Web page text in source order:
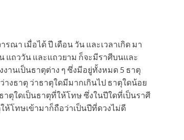
ณา เมื่อได้ ปี เดือน วัน และเวลาเกิด มา
แถววัน และแถวยาม ก็จะมีราศีบนและ
านเป็นธาตุต่าง ๆ ซึ่งมีอยู่ทั้งหมด 5 ธาตุ
งธาตุ ว่าธาตุใดมีมากเกินไป ธาตุใดน้อย
ตุใดเป็นธาตุที่ให้โทษ ซึ่งในปีใดที่เป็นราศี
โทษเข้ามาก็ถือว่าเป็นปีที่ดวงไม่ดี